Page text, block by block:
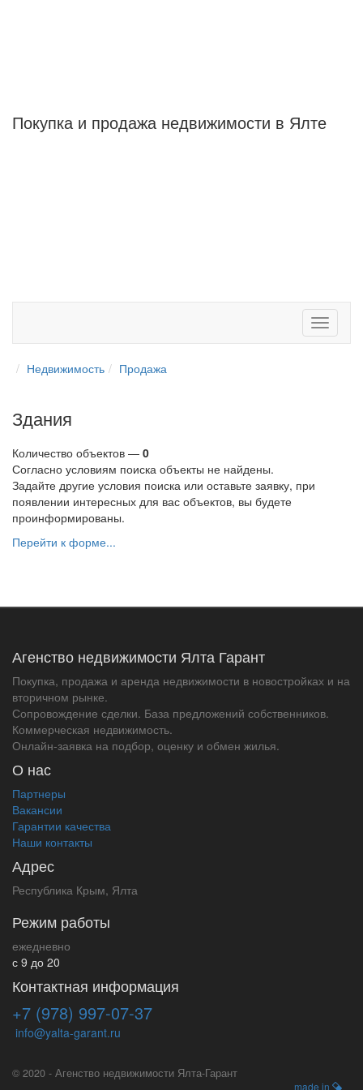
Покупка и продажа недвижимости в Ялте
Toggle
Недвижимость
Продажа
Здания
Количество объектов — 0
Согласно условиям поиска объекты не найдены.
Задайте другие условия поиска или оставьте заявку, при
появлении интересных для вас объектов, вы будете
проинформированы.
Перейти к форме...
Агенство недвижимости Ялта Гарант
Покупка, продажа и аренда недвижимости в новостройках и на
вторичном рынке.
Сопровождение сделки. База предложений собственников.
Коммерческая недвижимость.
Онлайн-заявка на подбор, оценку и обмен жилья.
О нас
Партнеры
Вакансии
Гарантии качества
Наши контакты
Адрес
Республика Крым, Ялта
Режим работы
ежедневно
с 9 до 20
Контактная информация
+7 (978) 997-07-37
info@yalta-garant.ru
© 2020 - Агенство недвижимости Ялта-Гарант
made in